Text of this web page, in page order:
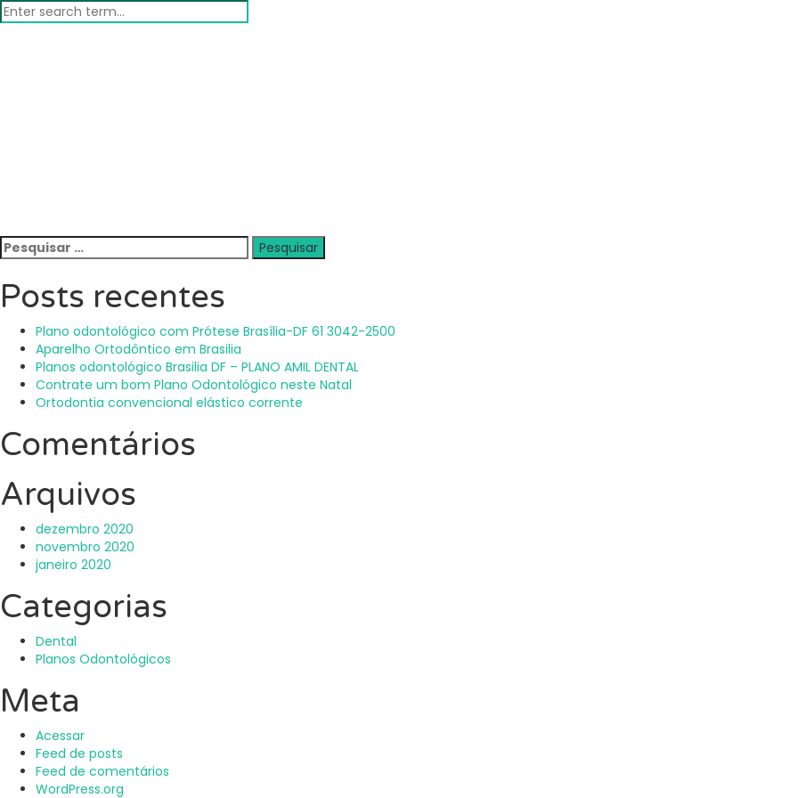
Pesquisar
por:
Posts recentes
Plano odontológico com Prótese Brasília-DF 61 3042-2500
Aparelho Ortodôntico em Brasilia
Planos odontológico Brasilia DF – PLANO AMIL DENTAL
Contrate um bom Plano Odontológico neste Natal
Ortodontia convencional elástico corrente
Comentários
Arquivos
dezembro 2020
novembro 2020
janeiro 2020
Categorias
Dental
Planos Odontológicos
Meta
Acessar
Feed de posts
Feed de comentários
WordPress.org